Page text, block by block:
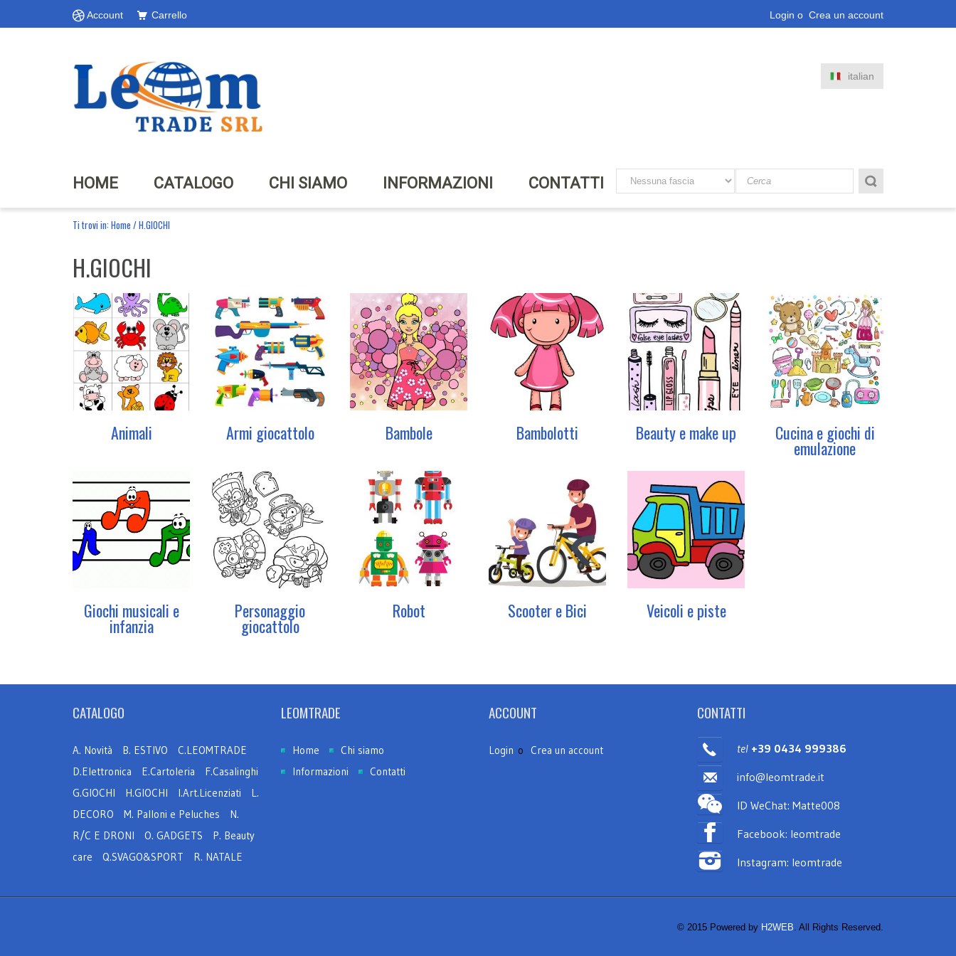
Account Carrello Login o Crea un account
italian
HOME CATALOGO CHI SIAMO INFORMAZIONI CONTATTI
Ti trovi in: Home /H.GIOCHI
H.GIOCHI
Animali Armi giocattolo Bambole Bambolotti Beauty e make up Cucina e giochi di
emulazione
Giochi musicali e
infanzia
Personaggio
giocattolo
Robot Scooter e Bici Veicoli e piste
CATALOGO
A. Novità B. ESTIVO
C.LEOMTRADE
D.Elettronica
E.Cartoleria
F.Casalinghi
G.GIOCHI
H.GIOCHI I.Art.Licenziati
L.
DECORO
M. Palloni e Peluches
N.
R/C E DRONI
O. GADGETS
P. Beauty
care
Q.SVAGO&SPORT R. NATALE
LEOMTRADE
Home
Chi siamo
Informazioni
Contatti
ACCOUNT
Login o Crea un account
CONTATTI
tel +39 0434 999386
info@leomtrade.it
ID WeChat: Matte008
Facebook: leomtrade
Instagram: leomtrade
© 2015 Powered by H2WEB. All Rights Reserved.